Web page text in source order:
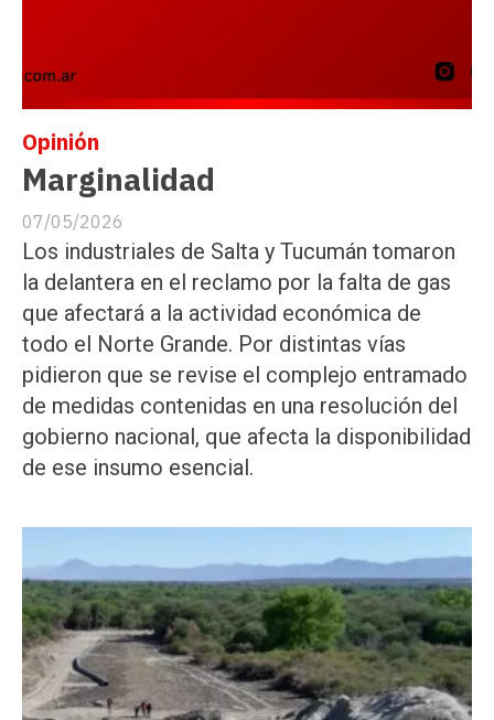
Marginalidad
Opinión
07/05/2026
Los industriales de Salta y Tucumán tomaron
la delantera en el reclamo por la falta de gas
que afectará a la actividad económica de
todo el Norte Grande. Por distintas vías
pidieron que se revise el complejo entramado
de medidas contenidas en una resolución del
gobierno nacional, que afecta la disponibilidad
de ese insumo esencial.